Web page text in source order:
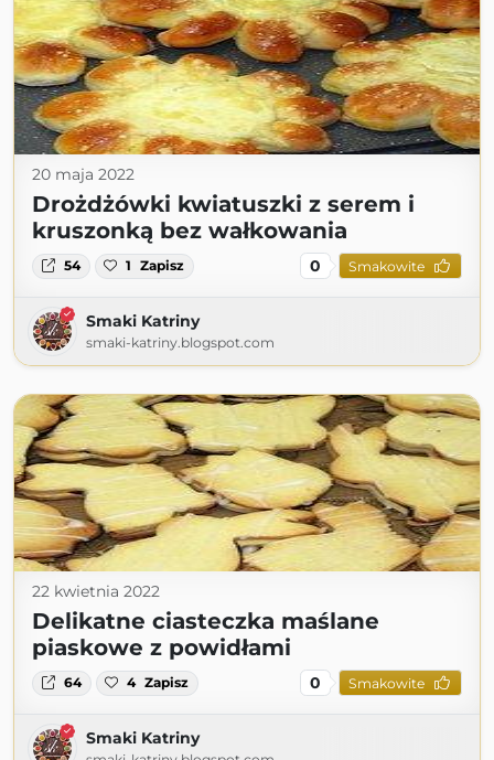
20 maja 2022
Drożdżówki kwiatuszki z serem i
kruszonką bez wałkowania
54 1 Zapisz 0 Smakowite
Smaki Katriny
smaki-katriny.blogspot.com
22 kwietnia 2022
Delikatne ciasteczka maślane
piaskowe z powidłami
64 4 Zapisz 0 Smakowite
Smaki Katriny